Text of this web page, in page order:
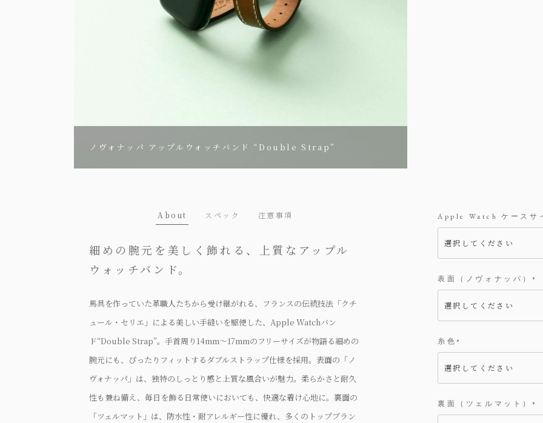
ノヴォナッパ アップルウォッチバンド “Double Strap”
About スペック 注意事項
細めの腕元を美しく飾れる、上質なアップル
ウォッチバンド。
馬具を作っていた革職人たちから受け継がれる、フランスの伝統技法「クチ
ュール・セリエ」による美しい手縫いを駆使した、Apple Watchバン
ド“Double Strap”。手首周り14mm〜17mmのフリーサイズが物語る細めの
腕元にも、ぴったりフィットするダブルストラップ仕様を採用。表面の「ノ
ヴォナッパ」は、独特のしっとり感と上質な風合いが魅力。柔らかさと耐久
性も兼ね備え、毎日を飾る日常使いにおいても、快適な着け心地に。裏面の
「ツェルマット」は、防水性・耐アレルギー性に優れ、多くのトップブラン
Apple Watch ケースサ
表面（ノヴォナッパ）
(
糸色
(
須
裏面（ツェルマット）
(